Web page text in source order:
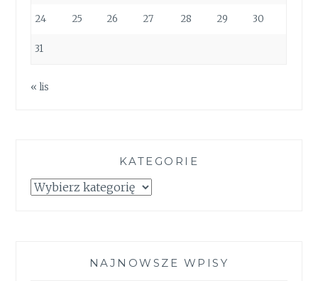
24 25 26 27 28 29 30
31
« lis
KATEGORIE
Kategorie
NAJNOWSZE WPISY